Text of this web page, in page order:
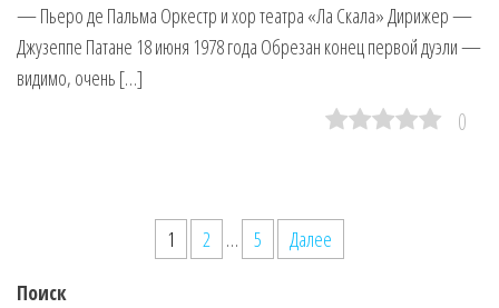
— Пьеро де Пальма Оркестр и хор театра «Ла Скала» Дирижер —
Джузеппе Патане 18 июня 1978 года Обрезан конец первой дуэли —
видимо, очень […]
0
записей
1 2 … 5
Далее
Поиск